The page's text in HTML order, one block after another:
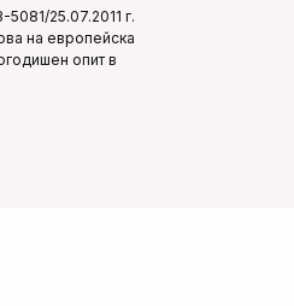
25.07.2011 г.
на европейска
опит в